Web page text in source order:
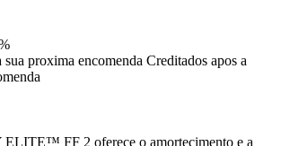
sua proxima encomenda Creditados apos a
ELITE™ FF 2 oferece o amortecimento e a